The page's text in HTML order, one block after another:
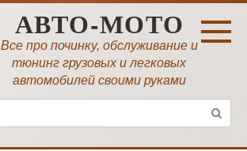
АВТО-МОТО
Все про починку, обслуживание и
тюнинг грузовых и легковых
автомобилей своими руками